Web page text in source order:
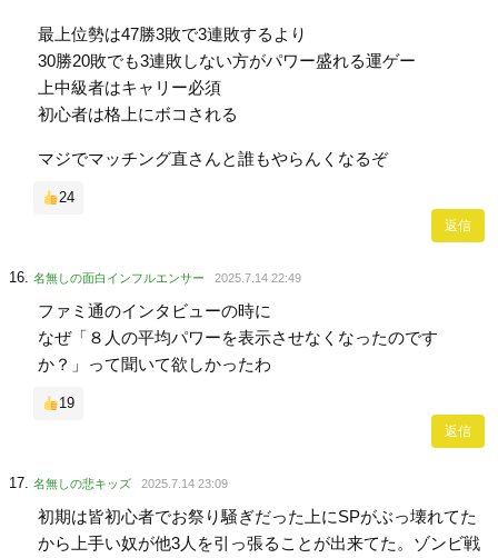
最上位勢は47勝3敗で3連敗するより
30勝20敗でも3連敗しない方がパワー盛れる運ゲー
上中級者はキャリー必須
初心者は格上にボコされる
マジでマッチング直さんと誰もやらんくなるぞ
24
返信
名無しの面白インフルエンサー 2025.7.14 22:49
ファミ通のインタビューの時に
なぜ「８人の平均パワーを表示させなくなったのです
か？」って聞いて欲しかったわ
19
返信
名無しの悲キッズ 2025.7.14 23:09
初期は皆初心者でお祭り騒ぎだった上にSPがぶっ壊れてた
から上手い奴が他3人を引っ張ることが出来てた。ゾンビ戦